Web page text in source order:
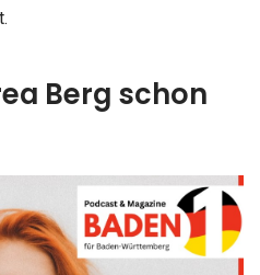
Berg schon